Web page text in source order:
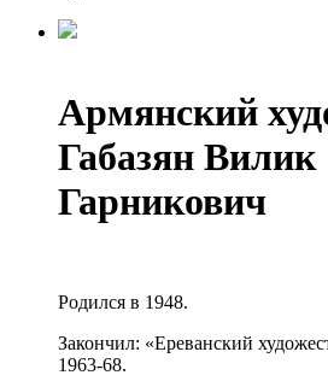
Армянский
Габазян Вилик
Гарникович
Родился в 1948.
Закончил: «Ереванский
1963-68.